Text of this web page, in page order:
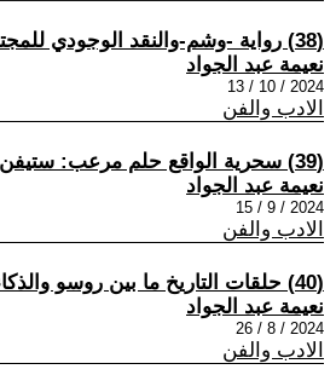
(38) رواية -وشم-والنقد الوجودي للمجتمع
نعيمة عبد الجواد
2024 / 10 / 13
الادب والفن
(39) سحرية الواقع حلم مرعب: ستيفن كينج
نعيمة عبد الجواد
2024 / 9 / 15
الادب والفن
(40) حلقات التاريخ ما بين روسو والذكاء الاصطناعي
نعيمة عبد الجواد
2024 / 8 / 26
الادب والفن